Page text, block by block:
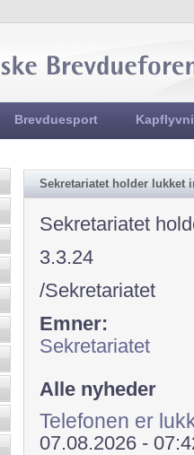
Brevduesport
Sekretariatet holder lukket
Sekretariatet
3.3.24
/Sekretariatet
Emner:
Sekretariatet
Alle nyheder
Telefonen er
07.08.2026 -